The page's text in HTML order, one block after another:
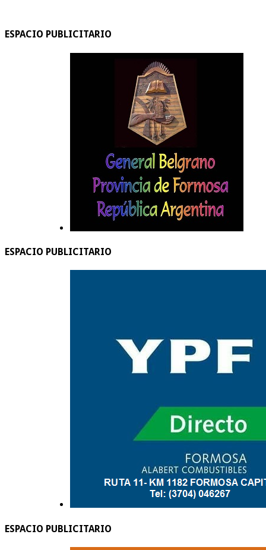
ESPACIO PUBLICITARIO
ESPACIO PUBLICITARIO
ESPACIO PUBLICITARIO